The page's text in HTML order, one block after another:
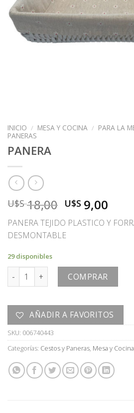
INICIO / MESA Y COCINA / PARA LA
PANERAS
PANERA
U$S18,00 El
precio
original
era:
18,00.
U$S 9,00
9,00.
PANERA TEJIDO PLASTICO Y
DESMONTABLE
29 disponibles
PANERA cantidad COMPRAR
AÑADIR A FAVORITOS
SKU: 006740443
Categorías: Cestos y Paneras, Mesa y Cocina